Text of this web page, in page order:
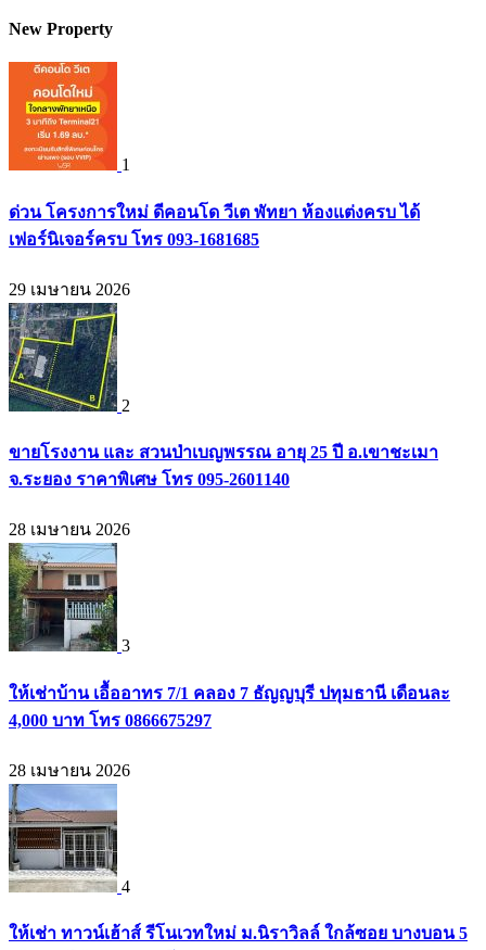
New Property
1
ด่วน โครงการใหม่ ดีคอนโด วีเต พัทยา ห้องแต่งครบ ได้
เฟอร์นิเจอร์ครบ โทร 093-1681685
29 เมษายน 2026
2
ขายโรงงาน และ สวนป่าเบญพรรณ อายุ 25 ปี อ.เขาชะเมา
จ.ระยอง ราคาพิเศษ โทร 095-2601140
28 เมษายน 2026
3
ให้เช่าบ้าน เอื้ออาทร 7/1 คลอง 7 ธัญญบุรี ปทุมธานี เดือนละ
4,000 บาท โทร 0866675297
28 เมษายน 2026
4
ให้เช่า ทาวน์เฮ้าส์ รีโนเวทใหม่ ม.นิราวิลล์ ใกล้ซอย บางบอน 5